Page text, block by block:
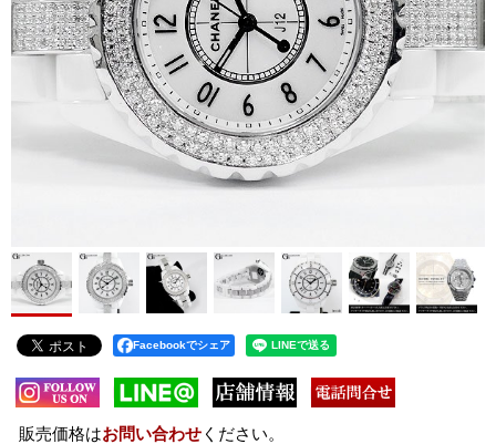
Facebookでシェア
販売価格はお問い合わせ ください。